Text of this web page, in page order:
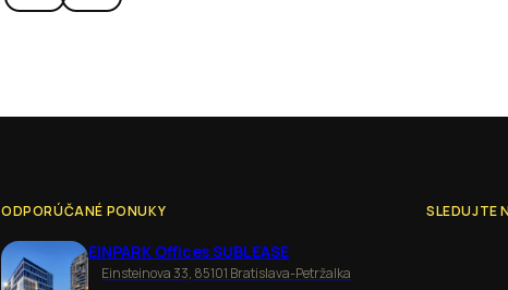
ODPORÚČANÉ PONUKY
EINPARK Offices SUBLEASE
Einsteinova 33, 85101 Bratislava-Petržalka
SLEDUJTE